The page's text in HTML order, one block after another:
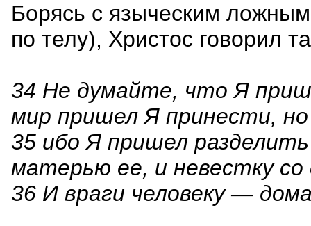
Борясь с языческим
по телу), Христос говорил
34 Не думайте, что Я
мир пришел Я принести,
35 ибо Я пришел
матерью ее, и невестку со
36 И враги человеку —